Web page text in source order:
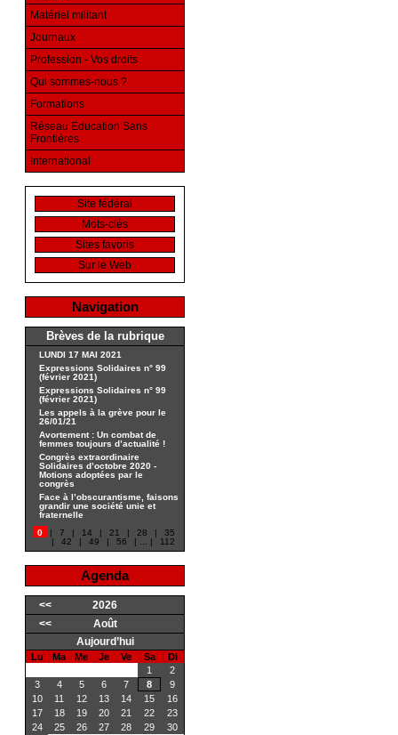
Matériel militant
Journaux
Profession - Vos droits
Qui sommes-nous ?
Formations
Réseau Education Sans
Frontières
International
Site fédéral
Mots-clés
Sites favoris
Sur le Web
Navigation
Brèves de la rubrique
LUNDI 17 MAI 2021
Expressions Solidaires n° 99
(février 2021)
Expressions Solidaires n° 99
(février 2021)
Les appels à la grève pour le
26/01/21
Avortement : Un combat de
femmes toujours d’actualité !
Congrès extraordinaire
Solidaires d’octobre 2020 -
Motions adoptées par le
congrès
Face à l’obscurantisme, faisons
grandir une société unie et
fraternelle
0
| 7 | 14 | 21 | 28 |
35
|
42 | 49 | 56 | | 112
Agenda
<<
2026
<<
Août
Aujourd’hui
Lu Ma Me Je Ve Sa
Di
1
2
3
4 5 6 7 8
9
10
11 12 13 14 15
16
17
18 19 20 21 22
23
24
25 26 27 28 29
30